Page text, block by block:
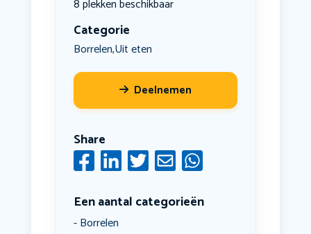
8 plekken beschikbaar
Categorie
Borrelen,Uit eten
Deelnemen
Share
Een aantal categorieën
Borrelen